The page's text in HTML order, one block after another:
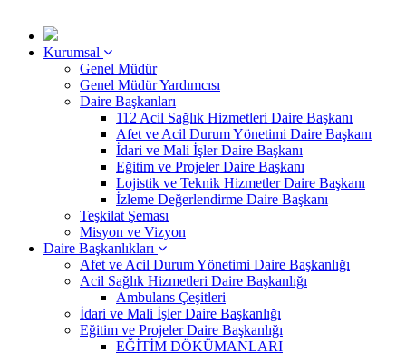
Kurumsal
Genel Müdür
Genel Müdür Yardımcısı
Daire Başkanları
112 Acil Sağlık Hizmetleri Daire Başkanı
Afet ve Acil Durum Yönetimi Daire Başkanı
İdari ve Mali İşler Daire Başkanı
Eğitim ve Projeler Daire Başkanı
Lojistik ve Teknik Hizmetler Daire Başkanı
İzleme Değerlendirme Daire Başkanı
Teşkilat Şeması
Misyon ve Vizyon
Daire Başkanlıkları
Afet ve Acil Durum Yönetimi Daire Başkanlığı
Acil Sağlık Hizmetleri Daire Başkanlığı
Ambulans Çeşitleri
İdari ve Mali İşler Daire Başkanlığı
Eğitim ve Projeler Daire Başkanlığı
EĞİTİM DÖKÜMANLARI